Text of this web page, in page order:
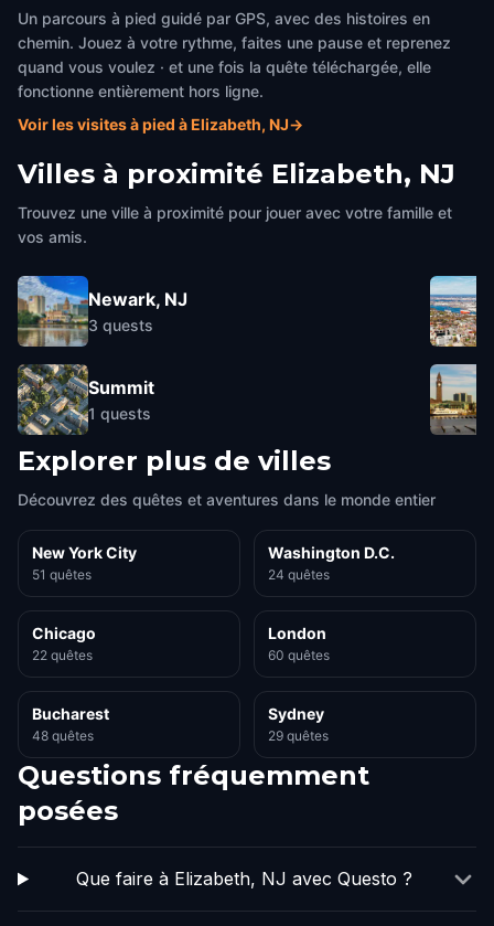
Un parcours à pied guidé par GPS, avec des histoires en
chemin. Jouez à votre rythme, faites une pause et reprenez
quand vous voulez · et une fois la quête téléchargée, elle
fonctionne entièrement hors ligne.
Voir les visites à pied à Elizabeth, NJ→
Villes à proximité Elizabeth, NJ
Trouvez une ville à proximité pour jouer avec votre famille et
vos amis.
Newark, NJ
3 quests
Summit
1 quests
Explorer plus de villes
Découvrez des quêtes et aventures dans le monde entier
New York City
51 quêtes
Washington D.C.
24 quêtes
Chicago
22 quêtes
London
60 quêtes
Bucharest
48 quêtes
Sydney
29 quêtes
Questions fréquemment
posées
Que faire à Elizabeth, NJ avec Questo ?